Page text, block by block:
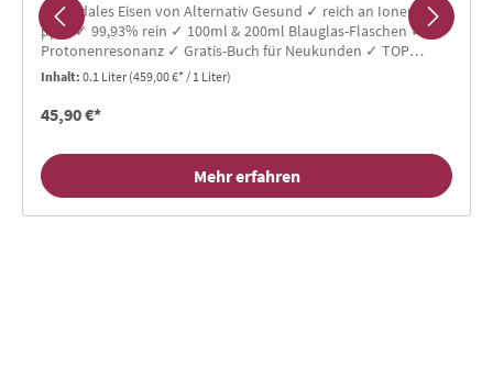
Kolloidales Eisen von Alternativ Gesund ✓ reich an Ionen ✓ 65
ppm ✓ 99,93% rein ✓ 100ml & 200ml Blauglas-Flaschen ✓
Protonenresonanz ✓ Gratis-Buch für Neukunden ✓ TOP
Bewertungen
Inhalt: 0.1 Liter (459,00 €* / 1 Liter)
45,90 €*
Mehr erfahren